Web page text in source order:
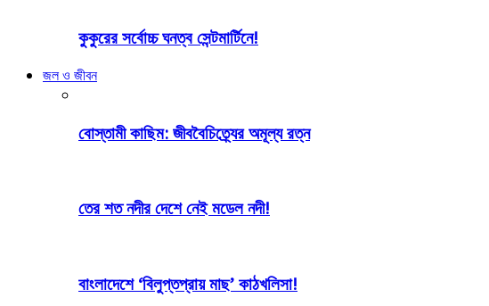
কুকুরের সর্বোচ্চ ঘনত্ব সেন্টমার্টিনে!
জল ও জীবন
বোস্তামী কাছিম: জীববৈচিত্র্যের অমূল্য রত্ন
তের শত নদীর দেশে নেই মডেল নদী!
বাংলাদেশে ‘বিলুপ্তপ্রায় মাছ’ কাঠখলিসা!